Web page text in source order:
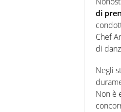
di
Chef
di
Negli
Non è